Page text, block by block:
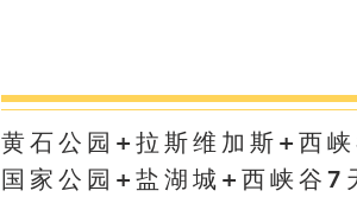
黄石公园+拉斯维加斯+西
国家公园+盐湖城+西峡谷7